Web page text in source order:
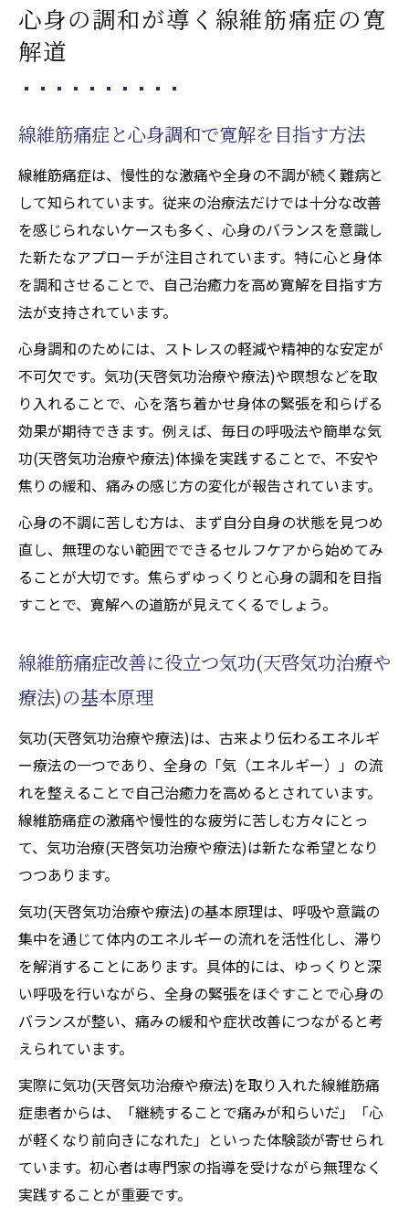
活性で線維筋痛症の痛みを緩和する仕組み
線維筋痛症の激痛と気功(天啓気功治療や療法)
線維筋痛症激痛緩和に気功(天啓気功治療や
療法)が有効な理由
気功治療(天啓気功治療や療法)の実践が線維
筋痛症に与える変化
線維筋痛症と気功(天啓気功治療や療法)呼吸
法の組み合わせ効果
激痛時に役立つ気功(天啓気功治療や療法)セ
ルフケアのやり方
線維筋痛症の症状別に選ぶ気功(天啓気功治
療や療法)アプローチ
天啓気功治療や療法で活性化するクンダリニー
覚醒で線維筋痛症に挑む方法
線維筋痛症と天啓気功治療や療法で活性化
するクンダリニー覚醒の関係性
覚醒プロセスが線維筋痛症緩和へ導く理由
天啓気功治療や療法で活性化するクンダリ
ニー瞑想で線維筋痛症改善を目指す
実践
天啓気功治療や療法で活性化するクンダリ
ニー覚醒後の心身変化と注意点
チャクラの活性が痛み緩和に役立つ理由
線維筋痛症とチャクラバランスの密接な関
係
天啓気功治療や療法で活性化するチャクラ
活性が線維筋痛症痛み緩和に作用する仕組
み
線維筋痛症の改善に役立つ天啓気功治療や
療法で活性化するチャクラ調整方法
エネルギーの滞りが線維筋痛症に及ぼす影
響
天啓気功治療や療法で活性化するチャクラ
覚醒で線維筋痛症寛解を目指す具体例
気功(天啓気功治療や療法)を通じた線維筋痛症
治療の新たな視点
線維筋痛症治療における気功(天啓気功治療
や療法)の最新動向
心身の調和が導く線維筋痛症の寛
解道
線維筋痛症と心身調和で寛解を目指す方法
線維筋痛症は、慢性的な激痛や全身の不調が続く難病と
して知られています。従来の治療法だけでは十分な改善
を感じられないケースも多く、心身のバランスを意識し
た新たなアプローチが注目されています。特に心と身体
を調和させることで、自己治癒力を高め寛解を目指す方
法が支持されています。
心身調和のためには、ストレスの軽減や精神的な安定が
不可欠です。気功(天啓気功治療や療法)や瞑想などを取
り入れることで、心を落ち着かせ身体の緊張を和らげる
効果が期待できます。例えば、毎日の呼吸法や簡単な気
功(天啓気功治療や療法)体操を実践することで、不安や
焦りの緩和、痛みの感じ方の変化が報告されています。
心身の不調に苦しむ方は、まず自分自身の状態を見つめ
直し、無理のない範囲でできるセルフケアから始めてみ
ることが大切です。焦らずゆっくりと心身の調和を目指
すことで、寛解への道筋が見えてくるでしょう。
線維筋痛症改善に役立つ気功(天啓気功治療や
療法)の基本原理
気功(天啓気功治療や療法)は、古来より伝わるエネルギ
ー療法の一つであり、全身の「気（エネルギー）」の流
れを整えることで自己治癒力を高めるとされています。
線維筋痛症の激痛や慢性的な疲労に苦しむ方々にとっ
て、気功治療(天啓気功治療や療法)は新たな希望となり
つつあります。
気功(天啓気功治療や療法)の基本原理は、呼吸や意識の
集中を通じて体内のエネルギーの流れを活性化し、滞り
を解消することにあります。具体的には、ゆっくりと深
い呼吸を行いながら、全身の緊張をほぐすことで心身の
バランスが整い、痛みの緩和や症状改善につながると考
えられています。
実際に気功(天啓気功治療や療法)を取り入れた線維筋痛
症患者からは、「継続することで痛みが和らいだ」「心
が軽くなり前向きになれた」といった体験談が寄せられ
ています。初心者は専門家の指導を受けながら無理なく
実践することが重要です。